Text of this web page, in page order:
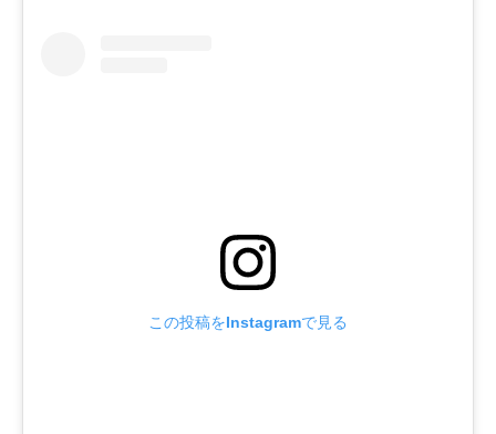
この投稿をInstagramで見る